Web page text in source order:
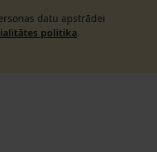
datu apstrādei
politika.